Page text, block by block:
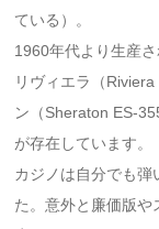
ている）。
1960年代より生産
リヴィエラ（
ン（Sheraton ES-
が存在しています。
カジノは自分でも
た。意外と廉価版